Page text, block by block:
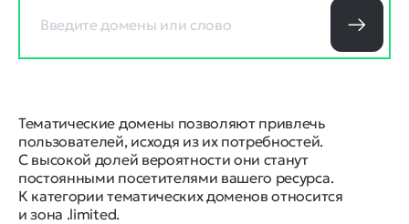
Тематические домены позволяют привлечь
пользователей, исходя из их потребностей.
С высокой долей вероятности они станут
постоянными посетителями вашего ресурса.
К категории тематических доменов относится
и зона .limited.